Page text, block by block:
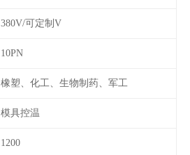
380V/可定制V
10PN
橡塑、化工、生物制药、军工
模具控温
1200